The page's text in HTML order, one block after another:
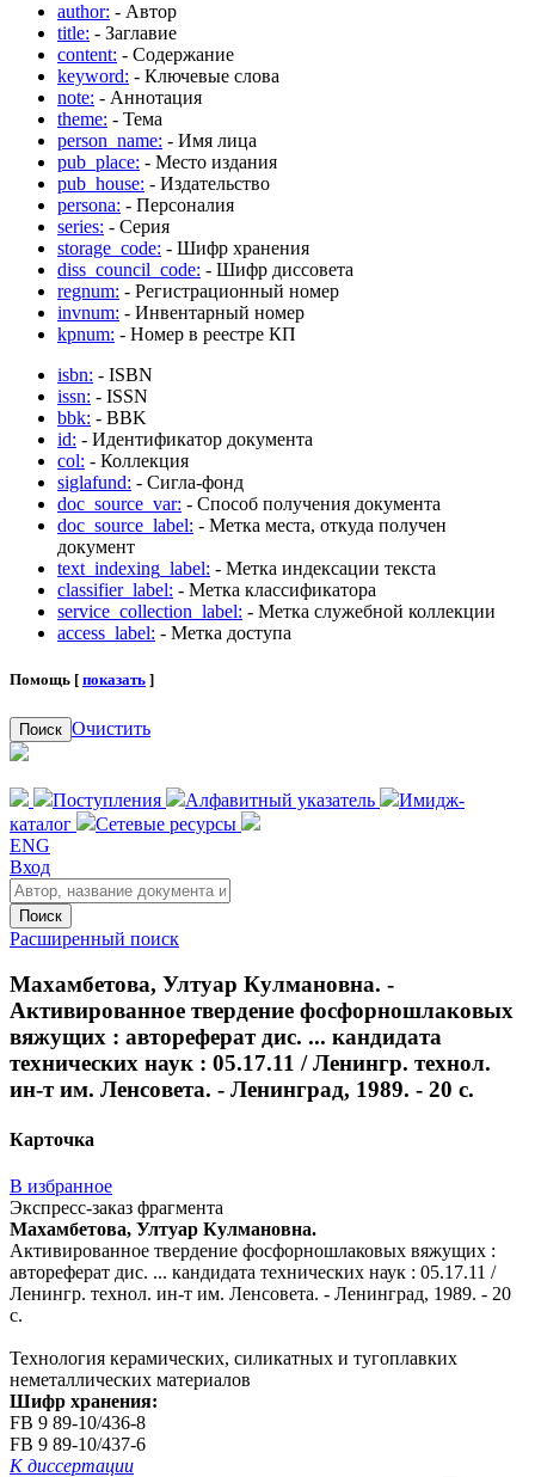
author: - Автор
title: - Заглавие
content: - Содержание
keyword: - Ключевые слова
note: - Аннотация
theme: - Тема
person_name: - Имя лица
pub_place: - Место издания
pub_house: - Издательство
persona: - Персоналия
series: - Серия
storage_code: - Шифр хранения
diss_council_code: - Шифр диссовета
regnum: - Регистрационный номер
invnum: - Инвентарный номер
kpnum: - Номер в реестре КП
isbn: - ISBN
issn: - ISSN
bbk: - BBK
id: - Идентификатор документа
col: - Коллекция
siglafund: - Сигла-фонд
doc_source_var: - Способ получения документа
doc_source_label: - Метка места, откуда получен
документ
text_indexing_label: - Метка индексации текста
classifier_label: - Метка классификатора
service_collection_label: - Метка служебной коллекции
access_label: - Метка доступа
Помощь [ показать ]
Поиск Очистить
Поступления Алфавитный указатель
Имидж-
каталог
Сетевые ресурсы
ENG
Вход
Поиск
Расширенный поиск
Махамбетова, Ултуар Кулмановна. -
Активированное твердение фосфорношлаковых
вяжущих : автореферат дис. ... кандидата
технических наук : 05.17.11 / Ленингр. технол.
ин-т им. Ленсовета. - Ленинград, 1989. - 20 с.
Карточка
В избранное
Экспресс-заказ фрагмента
Махамбетова, Ултуар Кулмановна.
Активированное твердение фосфорношлаковых вяжущих :
автореферат дис. ... кандидата технических наук : 05.17.11 /
Ленингр. технол. ин-т им. Ленсовета. - Ленинград, 1989. - 20
с.
Технология керамических, силикатных и тугоплавких
неметаллических материалов
Шифр хранения:
FB 9 89-10/436-8
FB 9 89-10/437-6
К диссертации